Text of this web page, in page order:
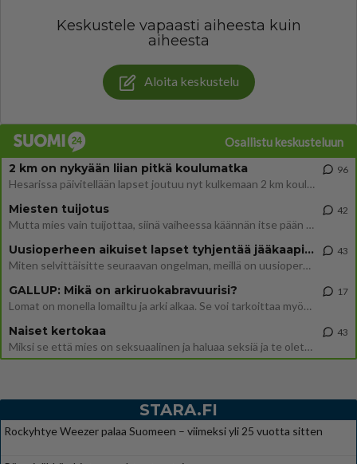
Keskustele vapaasti aiheesta kuin
aiheesta
Aloita keskustelu
Osallistu keskusteluun
2 km on nykyään liian pitkä koulumatka
Hesarissa päivitellään lapset joutuu nyt kulkemaan 2 km kouluun jösses. Ruostefillarilla tuo matka menee vaikka miten äk
96
Miesten tuijotus
Mutta mies vain tuijottaa, siinä vaiheessa käännän itse pään pois. Mikä juttu? Yleensä jos joku tuijottaa tai katsoo, hä
42
Uusioperheen aikuiset lapset tyhjentää jääkaapin käydessään
Miten selvittäisitte seuraavan ongelman, meillä on uusioperhe, minulla teini-ikäiset lapset ja puolisolla aikuiset, jotk
43
GALLUP: Mikä on arkiruokabravuurisi?
Lomat on monella lomailtu ja arki alkaa. Se voi tarkoittaa myös sitä, että grillailut on grillattu ja palataan arjen ruo
17
Naiset kertokaa
Miksi se että mies on seksuaalinen ja haluaa seksiä ja te olette hänen mielestänne haluttava on vastenmielistä? Mikä sii
43
STARA.FI
Rockyhtye Weezer palaa Suomeen – viimeksi yli 25 vuotta sitten